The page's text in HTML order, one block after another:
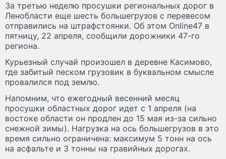
За третью неделю просушки региональных дорог в
Ленобласти еще шесть большегрузов с перевесом
отправились на штрафстоянки. Об этом Online47 в
пятницу, 22 апреля, сообщили дорожники 47-го
региона.
Курьезный случай произошел в деревне Касимово,
где забитый песком грузовик в буквальном смысле
провалился под землю.
Напомним, что ежегодный весенний месяц
просушки областных дорог идет с 1 апреля (на
востоке области он продлен до 15 мая из-за сильно
снежной зимы). Нагрузка на ось большегрузов в это
время сильно ограничена: максимум 5 тонн на ось
на асфальте и 3 тонны на гравийных дорогах.